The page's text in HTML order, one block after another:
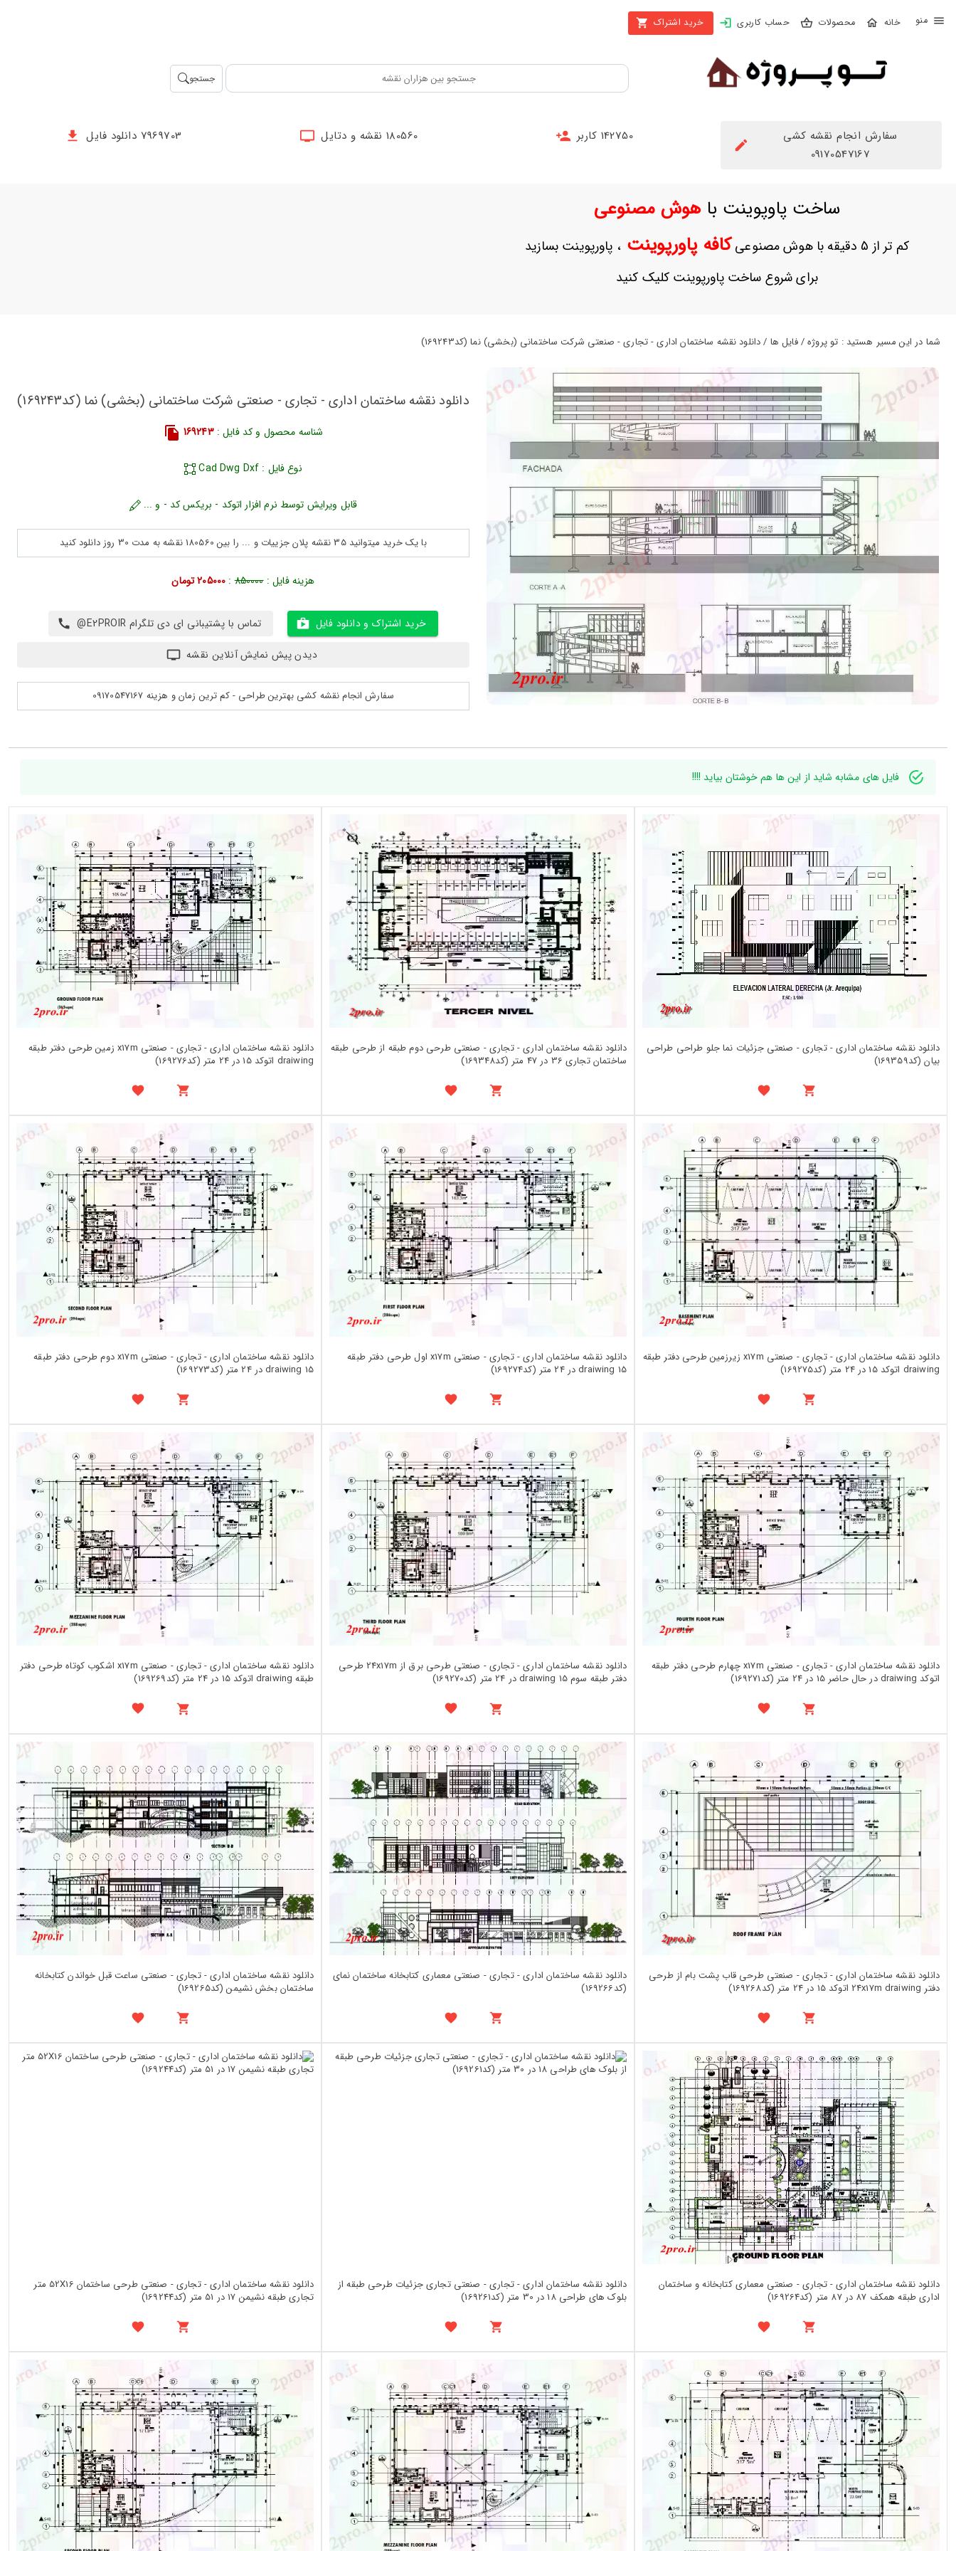
محصولات حساب کاربری خرید اشتراک
بستن
محصولات
حساب
ثبت
علاقه
مندی
جستجو
سفارش انجام نقشه کشی
09170547167
142750 کاربر 180560 نقشه و دتایل 7969703 دانلود فایل
ساخت پاوپوینت باهوش مصنوعی
کم تر از 5 دقیقه با هوش مصنوعی کافه پاورپوینت، پاورپوینت بسازید
برای شروع ساخت پاورپوینت کلیک کنید
شما در این مسیر هستید : تو پروژه / فایل ها / دانلود نقشه ساختمان اداری - تجاری - صنعتی شرکت ساختمانی (بخشی) نما (کد169243)
دانلود نقشه ساختمان اداری - تجاری - صنعتی شرکت ساختمانی (بخشی) نما (کد169243)
شناسه محصول و کد فایل :169243
نوع فایل : Cad Dwg Dxf
قابل ویرایش توسط نرم افزار اتوکد - بریکس کد - و ...
با یک خرید میتوانید 35 نقشه پلان جزییات و ... را بین 180560 نقشه به مدت 30 روز دانلود کنید
هزینه فایل :850000
: 205000 تومان
خرید اشتراک و دانلود فایل
تماس با پشتیبانی ای دی تلگرام E2PROIR@
دیدن پیش نمایش آنلاین نقشه
سفارش انجام نقشه کشی بهترین طراحی - کم ترین زمان و هزینه 09170547167
فایل های مشابه شاید از این ها هم خوشتان بیاید !!!!
دانلود نقشه ساختمان اداری - تجاری - صنعتی جزئیات نما جلو طراحی طراحی
بیان (کد169359)
دانلود نقشه ساختمان اداری - تجاری - صنعتی طرحی دوم طبقه از طرحی طبقه
ساختمان تجاری 36 در 47 متر (کد169348)
دانلود نقشه ساختمان اداری - تجاری - صنعتی x17m زمین طرحی دفتر طبقه
draiwing اتوکد 15 در 24 متر (کد169276)
دانلود نقشه ساختمان اداری - تجاری - صنعتی x17m زیرزمین طرحی دفتر طبقه
draiwing اتوکد 15 در 24 متر (کد169275)
دانلود نقشه ساختمان اداری - تجاری - صنعتی x17m اول طرحی دفتر طبقه
draiwing 15 در 24 متر (کد169274)
دانلود نقشه ساختمان اداری - تجاری - صنعتی x17m دوم طرحی دفتر طبقه
draiwing 15 در 24 متر (کد169273)
دانلود نقشه ساختمان اداری - تجاری - صنعتی x17m چهارم طرحی دفتر طبقه
اتوکد draiwing در حال حاضر 15 در 24 متر (کد169271)
دانلود نقشه ساختمان اداری - تجاری - صنعتی طرحی برق از 24x17m طرحی
دفتر طبقه سوم draiwing 15 در 24 متر (کد169270)
دانلود نقشه ساختمان اداری - تجاری - صنعتی x17m اشکوب کوتاه طرحی دفتر
طبقه draiwing اتوکد 15 در 24 متر (کد169269)
دانلود نقشه ساختمان اداری - تجاری - صنعتی طرحی قاب پشت بام از طرحی
دفتر 24x17m draiwing اتوکد 15 در 24 متر (کد169268)
دانلود نقشه ساختمان اداری - تجاری - صنعتی معماری کتابخانه ساختمان نمای
(کد169266)
دانلود نقشه ساختمان اداری - تجاری - صنعتی ساعت قبل خواندن کتابخانه
ساختمان بخش نشیمن (کد169265)
دانلود نقشه ساختمان اداری - تجاری - صنعتی معماری کتابخانه و ساختمان
اداری طبقه همکف 87 در 87 متر (کد169264)
دانلود نقشه ساختمان اداری - تجاری - صنعتی تجاری جزئیات طرحی طبقه از
بلوک های طراحی 18 در 30 متر (کد169261)
دانلود نقشه ساختمان اداری - تجاری - صنعتی طرحی ساختمان 52X16 متر
تجاری طبقه نشیمن 17 در 51 متر (کد169244)